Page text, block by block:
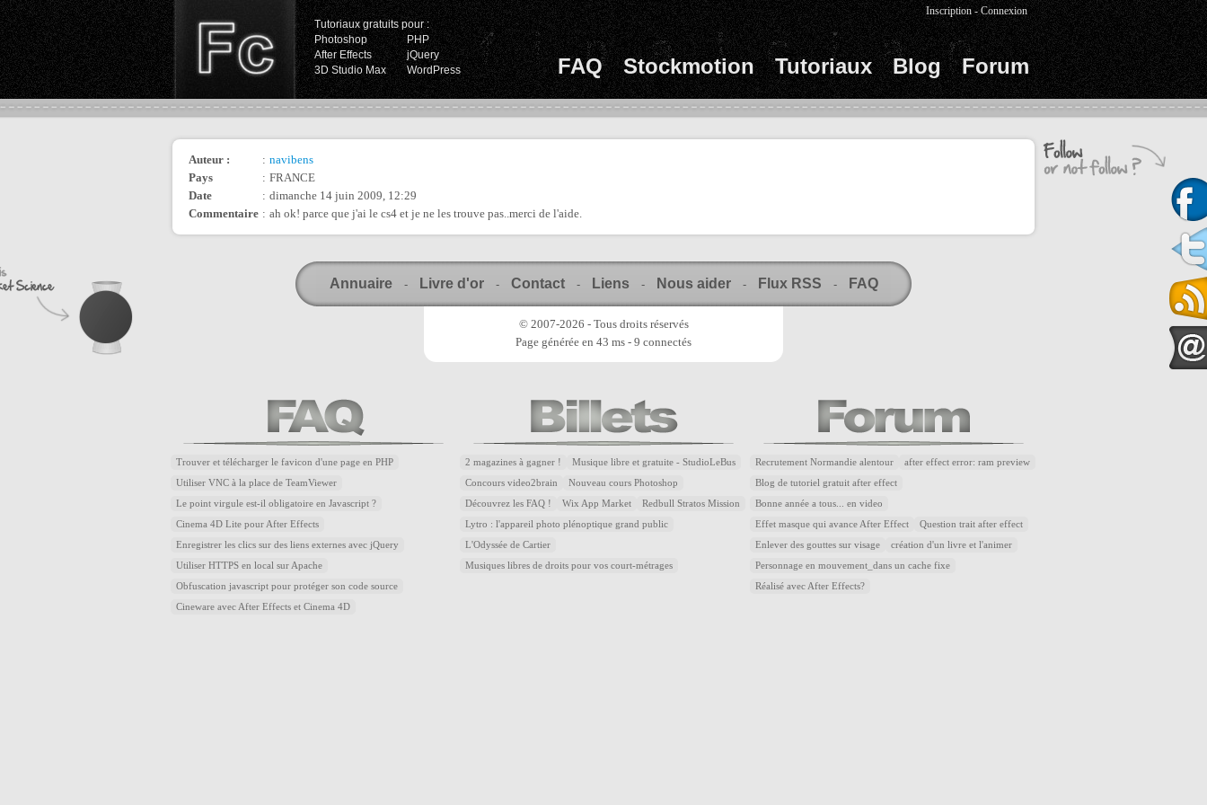
Tutoriaux gratuits pour :
Photoshop
PHP
After Effects
jQuery
3D Studio Max
WordPress FAQ Stockmotion Tutoriaux Blog Forum
Inscription -Connexion
Auteur : : navibens
Pays
: FRANCE
Date
: dimanche 14 juin 2009, 12:29
Commentaire : ah ok! parce que j'ai le cs4 et je ne les trouve pas..merci de l'aide.
Annuaire - Livre d'or - Contact - Liens - Nous aider - Flux RSS - FAQ
© 2007-2026 - Tous droits réservés
Page générée en 43 ms - 9 connectés
Trouver et télécharger le favicon d'une page en PHP
Utiliser VNC à la place de TeamViewer
Le point virgule est-il obligatoire en Javascript ?
Cinema 4D Lite pour After Effects
Enregistrer les clics sur des liens externes avec jQuery
Utiliser HTTPS en local sur Apache
Obfuscation javascript pour protéger son code source
Cineware avec After Effects et Cinema 4D
2 magazines à gagner ! Musique libre et gratuite - StudioLeBus
Concours video2brain Nouveau cours Photoshop
Découvrez les FAQ ! Wix App Market Redbull Stratos Mission
Lytro : l'appareil photo plénoptique grand public
L'Odyssée de Cartier
Musiques libres de droits pour vos court-métrages
Recrutement Normandie alentour after effect error: ram preview
Blog de tutoriel gratuit after effect
Bonne année a tous... en video
Effet masque qui avance After Effect Question trait after effect
Enlever des gouttes sur visage création d'un livre et l'animer
Personnage en mouvement_dans un cache fixe
Réalisé avec After Effects?